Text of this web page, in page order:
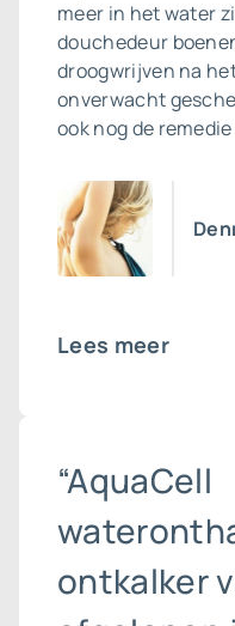
meer in het water
douchedeur
droogwrijven na
onverwacht
ook nog de
Lees meer
“AquaCell
ontkalker